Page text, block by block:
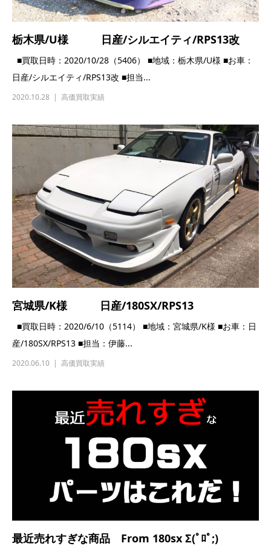
栃木県/U様 日産/シルエイティ/RPS13改
■買取日時：2020/10/28（5406） ■地域：栃木県/U様 ■お車：
日産/シルエイティ/RPS13改 ■担当...
2020.10.28 高価買取実績
宮城県/K様 日産/180SX/RPS13
■買取日時：2020/6/10（5114） ■地域：宮城県/K様 ■お車：日
産/180SX/RPS13 ■担当：伊藤...
2020.06.10 高価買取実績
最近売れすぎな商品 From 180sx Σ(ﾟﾛﾟ;)